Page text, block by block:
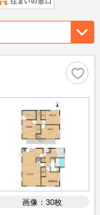
画像：30枚